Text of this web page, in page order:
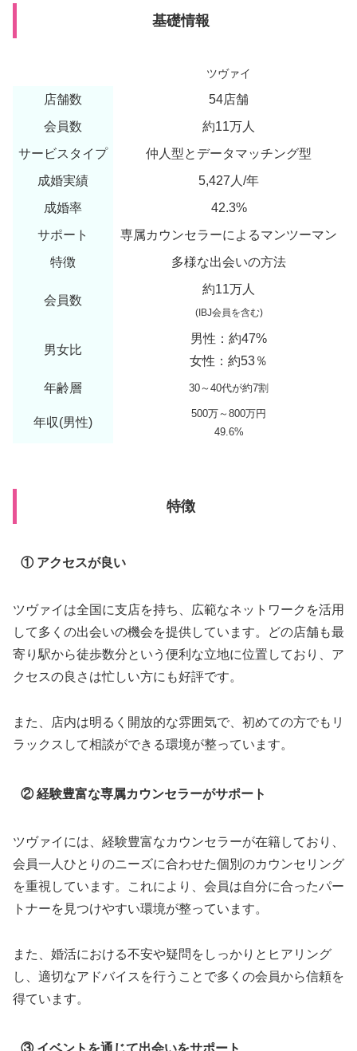
基礎情報
ツヴァイ
店舗数
54店舗
会員数
約11万人
サービスタイプ
仲人型とデータマッチング型
成婚実績
5,427人/年
成婚率
42.3%
サポート
専属カウンセラーによるマンツーマン
特徴
多様な出会いの方法
会員数
約11万人
(IBJ会員を含む)
男女比
男性：約47%
女性：約53％
年齢層
30～40代が約7割
年収(男性)
500万～800万円
49.6%
特徴
① アクセスが良い
ツヴァイは全国に支店を持ち、広範なネットワークを活用
して多くの出会いの機会を提供しています。どの店舗も最
寄り駅から徒歩数分という便利な立地に位置しており、ア
クセスの良さは忙しい方にも好評です。
また、店内は明るく開放的な雰囲気で、初めての方でもリ
ラックスして相談ができる環境が整っています。
② 経験豊富な専属カウンセラーがサポート
ツヴァイには、経験豊富なカウンセラーが在籍しており、
会員一人ひとりのニーズに合わせた個別のカウンセリング
を重視しています。これにより、会員は自分に合ったパー
トナーを見つけやすい環境が整っています。
また、婚活における不安や疑問をしっかりとヒアリング
し、適切なアドバイスを行うことで多くの会員から信頼を
得ています。